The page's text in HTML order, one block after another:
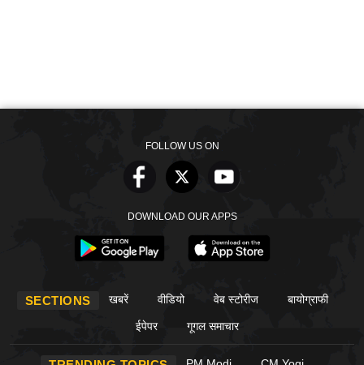
FOLLOW US ON
DOWNLOAD OUR APPS
SECTIONS खबरें वीडियो वेब स्टोरीज बायोग्राफी
ईपेपर गूगल समाचार